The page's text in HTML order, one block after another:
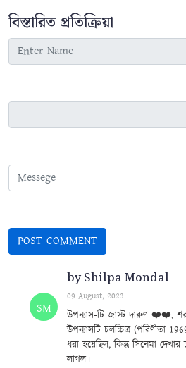
বিস্তারিত প্রতিক্রিয়া
SM
by Shilpa Mondal
09 August, 2023
উপন্যাস-টি জাস্ট দারুণ ❤️❤️,
উপন্যাসটি চলচ্চিত্র (পরিণীতা
ধরা হয়েছিল, কিন্তু সিনেমা
লাগল।